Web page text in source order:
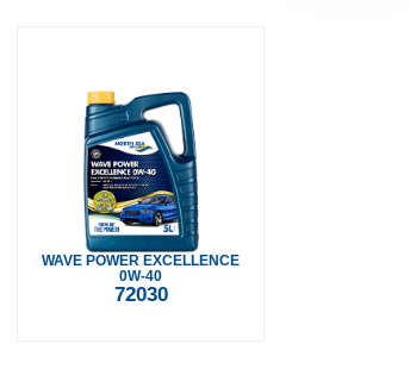
WAVE POWER EXCELLENCE
0W-40
72030